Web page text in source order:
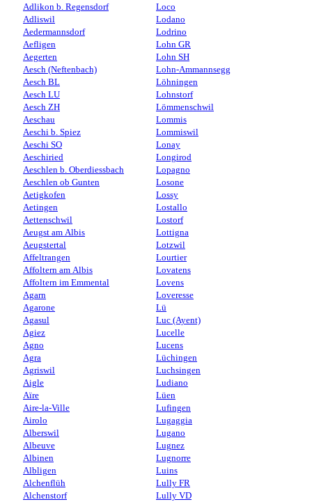
Adlikon b. Regensdorf
Adliswil
Aedermannsdorf
Aefligen
Aegerten
Aesch (Neftenbach)
Aesch BL
Aesch LU
Aesch ZH
Aeschau
Aeschi b. Spiez
Aeschi SO
Aeschiried
Aeschlen b. Oberdiessbach
Aeschlen ob Gunten
Aetigkofen
Aetingen
Aettenschwil
Aeugst am Albis
Aeugstertal
Affeltrangen
Affoltern am Albis
Affoltern im Emmental
Agarn
Agarone
Agasul
Agiez
Agno
Agra
Agriswil
Aigle
Aïre
Aire-la-Ville
Airolo
Alberswil
Albeuve
Albinen
Albligen
Alchenflüh
Alchenstorf
Loco
Lodano
Lodrino
Lohn GR
Lohn SH
Lohn-Ammannsegg
Löhningen
Lohnstorf
Lömmenschwil
Lommis
Lommiswil
Lonay
Longirod
Lopagno
Losone
Lossy
Lostallo
Lostorf
Lottigna
Lotzwil
Lourtier
Lovatens
Lovens
Loveresse
Lü
Luc (Ayent)
Lucelle
Lucens
Lüchingen
Luchsingen
Ludiano
Lüen
Lufingen
Lugaggia
Lugano
Lugnez
Lugnorre
Luins
Lully FR
Lully VD